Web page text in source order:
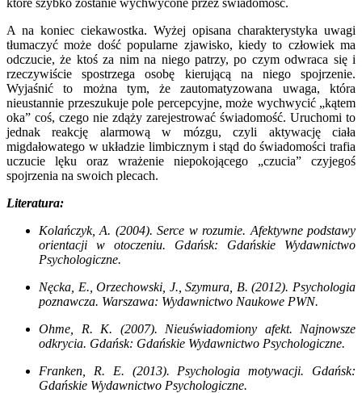
A na koniec ciekawostka. Wyżej opisana charakterystyka uwagi
tłumaczyć może dość popularne zjawisko, kiedy to człowiek ma
odczucie, że ktoś za nim na niego patrzy, po czym odwraca się i
rzeczywiście spostrzega osobę kierującą na niego spojrzenie.
Wyjaśnić to można tym, że zautomatyzowana uwaga, która
nieustannie przeszukuje pole percepcyjne, może wychwycić „kątem
oka” coś, czego nie zdąży zarejestrować świadomość. Uruchomi to
jednak reakcję alarmową w mózgu, czyli aktywację ciała
migdałowatego w układzie limbicznym i stąd do świadomości trafia
uczucie lęku oraz wrażenie niepokojącego „czucia” czyjegoś
spojrzenia na swoich plecach.
Literatura:
Kolańczyk, A. (2004). Serce w rozumie. Afektywne podstawy
orientacji w otoczeniu. Gdańsk: Gdańskie Wydawnictwo
Psychologiczne.
Nęcka, E., Orzechowski, J., Szymura, B. (2012). Psychologia
poznawcza. Warszawa: Wydawnictwo Naukowe PWN.
Ohme, R. K. (2007). Nieuświadomiony afekt. Najnowsze
odkrycia. Gdańsk: Gdańskie Wydawnictwo Psychologiczne.
Franken, R. E. (2013). Psychologia motywacji. Gdańsk:
Gdańskie Wydawnictwo Psychologiczne.